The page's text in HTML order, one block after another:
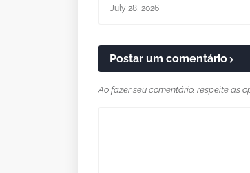
July 28, 2026
Postar um comentário
Ao fazer seu comentário, respeite as